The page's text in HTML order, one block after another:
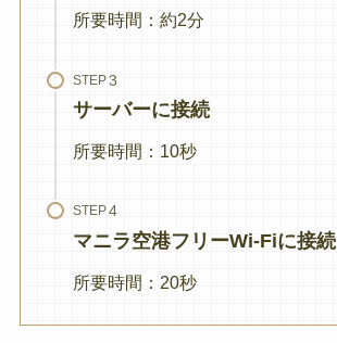
所要時間：約2分
STEP
サーバーに接続
所要時間：10秒
STEP
マニラ空港フリーWi-Fiに接続
所要時間：20秒